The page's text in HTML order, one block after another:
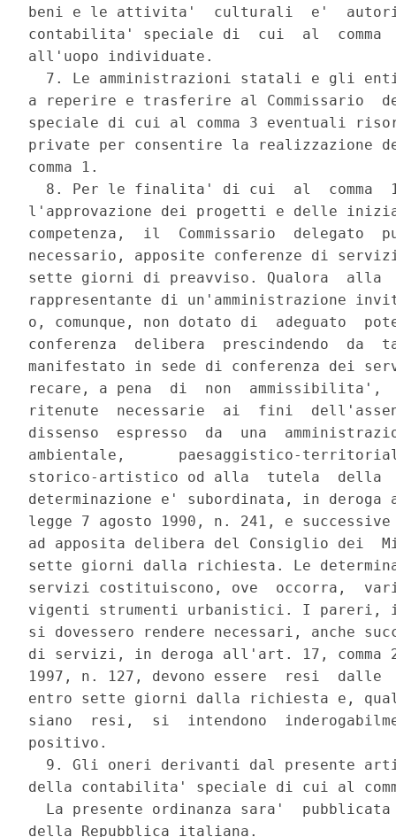
beni e le attivita'  culturali  e'
contabilita' speciale di  cui  al
all'uopo individuate.
7. Le amministrazioni statali e gli
a reperire e trasferire al Commissario
speciale di cui al comma 3 eventuali
private per consentire la
comma 1.
8. Per le finalita' di cui  al  comma
l'approvazione dei progetti e delle
competenza,  il  Commissario
necessario, apposite conferenze di
sette giorni di preavviso. Qualora
rappresentante di un'amministrazione
o, comunque, non dotato di  adeguato
conferenza  delibera  prescindendo
manifestato in sede di conferenza dei
recare, a pena  di  non
ritenute  necessarie  ai  fini
dissenso  espresso  da  una
ambientale,      paesaggistico-
storico-artistico od alla  tutela
determinazione e' subordinata, in
legge 7 agosto 1990, n. 241, e
ad apposita delibera del Consiglio dei
sette giorni dalla richiesta. Le
servizi costituiscono, ove  occorra,
vigenti strumenti urbanistici. I
si dovessero rendere necessari, anche
di servizi, in deroga all'art. 17, comma
1997, n. 127, devono essere  resi  dalle
entro sette giorni dalla richiesta e,
siano  resi,  si  intendono
positivo.
9. Gli oneri derivanti dal presente
della contabilita' speciale di cui al
La presente ordinanza sara'
della Repubblica italiana.